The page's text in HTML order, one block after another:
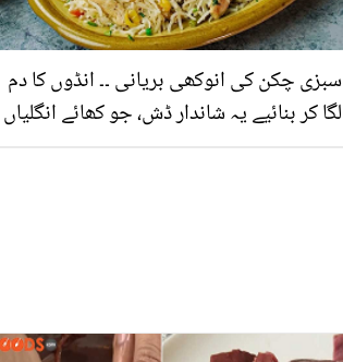
سبزی چکن کی انوکھی بریانی ۔۔ انڈوں کا دم
لگا کر بنائیے یہ شاندار ڈش، جو کھائے انگلیاں